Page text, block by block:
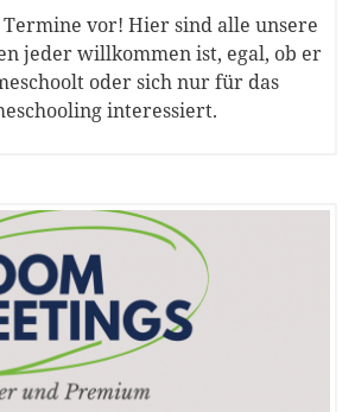
vor! Hier sind alle unsere
jeder willkommen ist, egal, ob er
oder sich nur für das
interessiert.